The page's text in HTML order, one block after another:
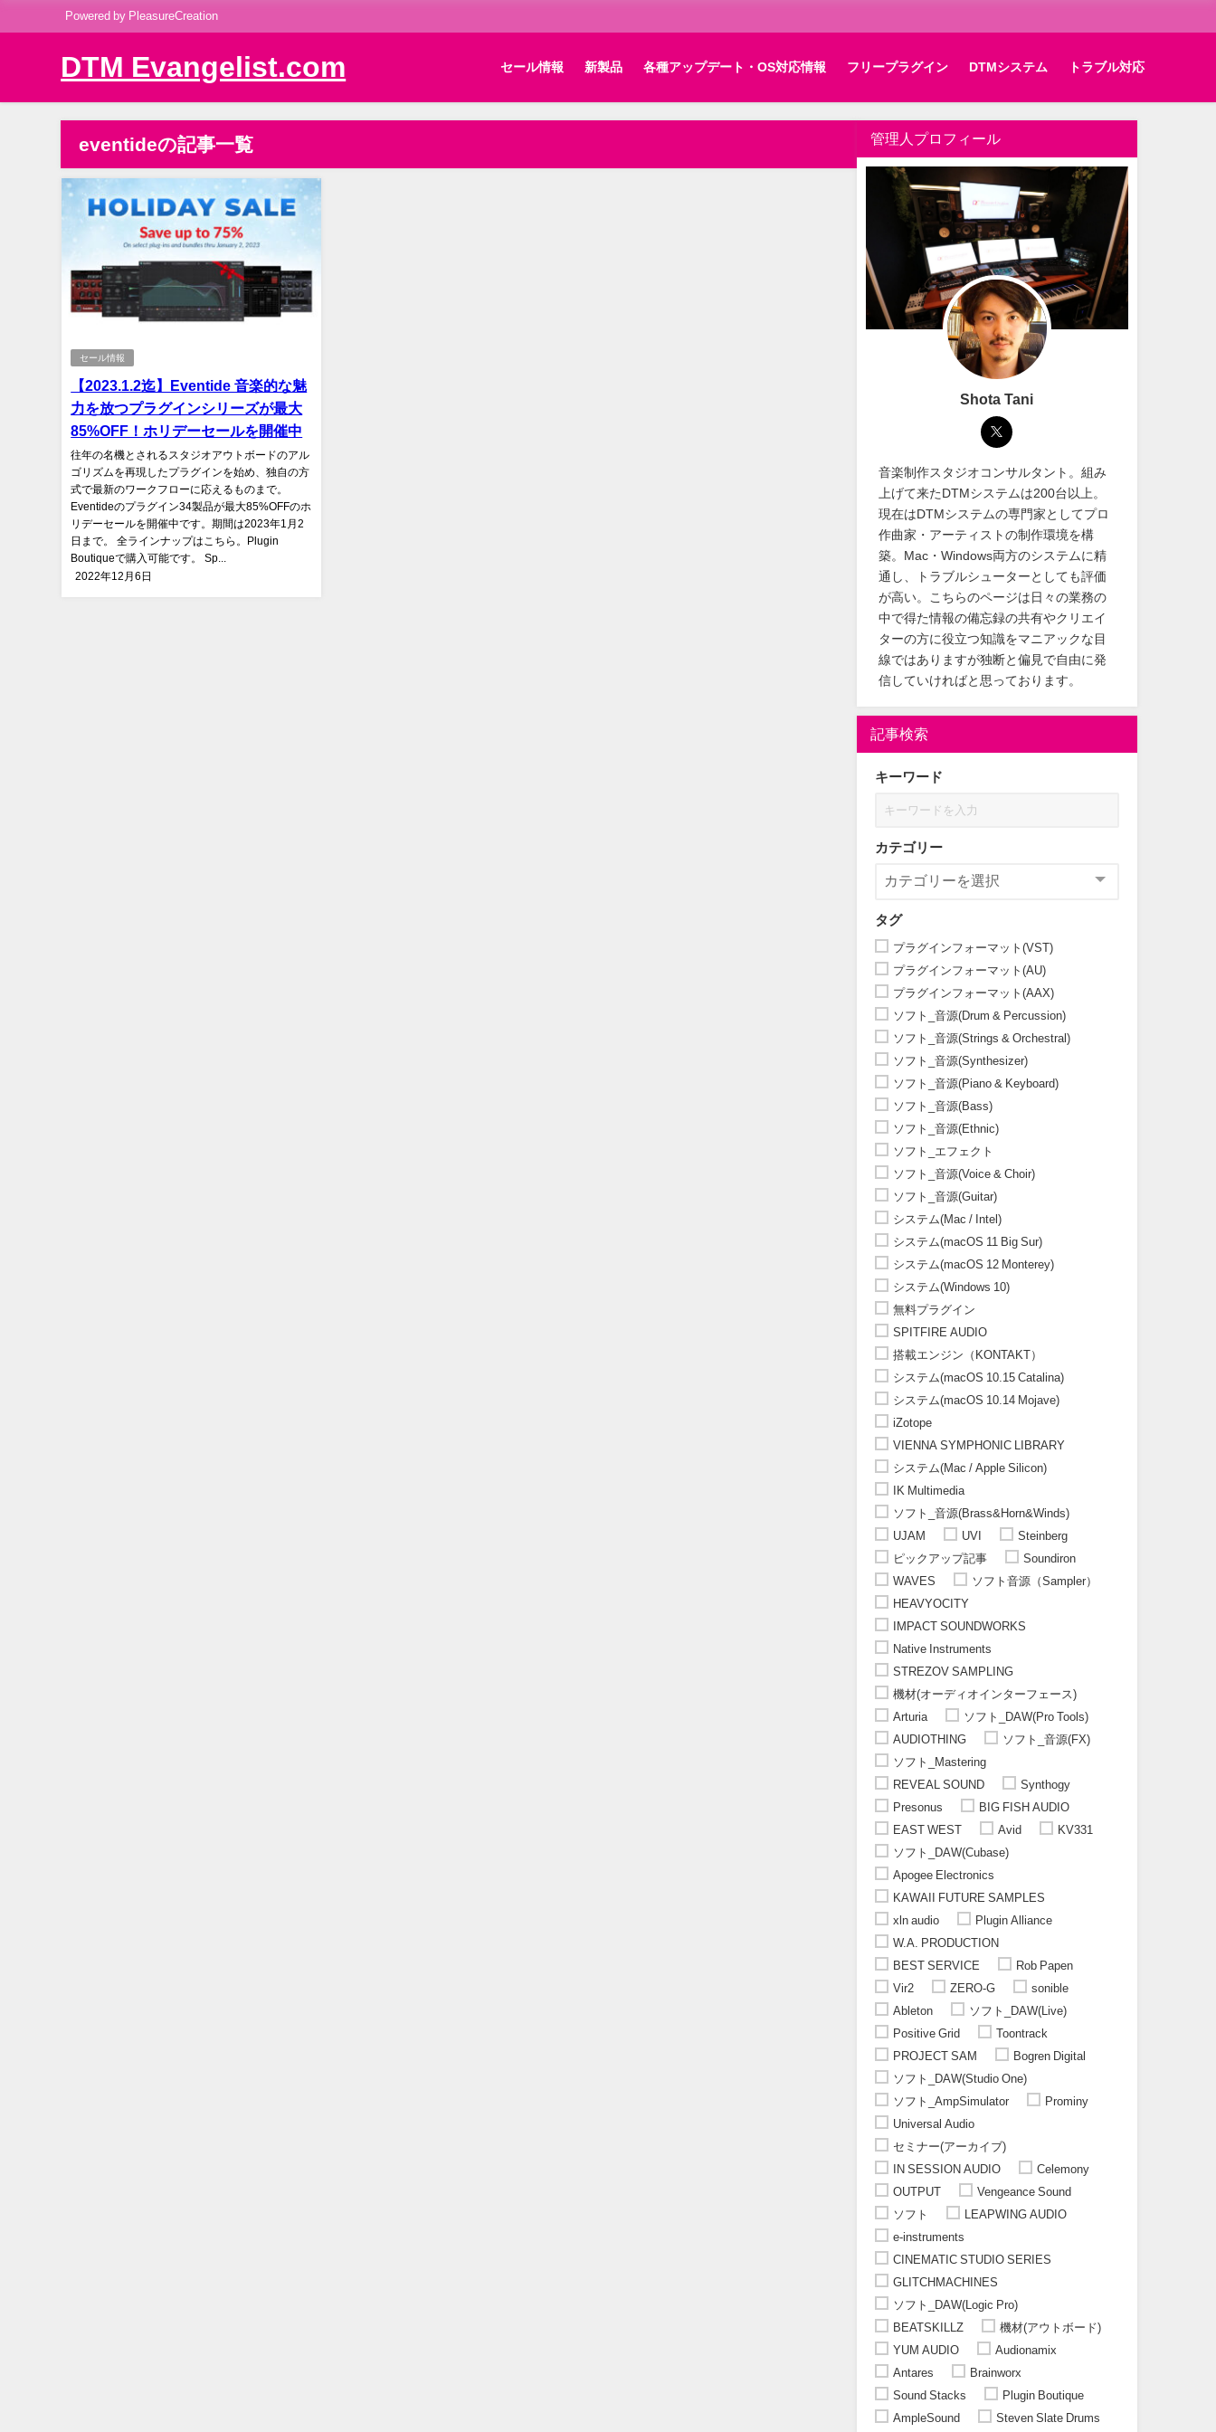
Powered by PleasureCreation
DTM Evangelist.com セール情報 新製品 各種アップデート・OS対応情報 フリープラグイン DTMシステム トラブル対応
eventideの記事一覧
セール情報
【2023.1.2迄】Eventide 音楽的な魅
力を放つプラグインシリーズが最大
85%OFF！ホリデーセールを開催中
往年の名機とされるスタジオアウトボードのアル
ゴリズムを再現したプラグインを始め、独自の方
式で最新のワークフローに応えるものまで。
Eventideのプラグイン34製品が最大85%OFFのホ
リデーセールを開催中です。期間は2023年1月2
日まで。 全ラインナップはこちら。Plugin
Boutiqueで購入可能です。 Sp...
2022年12月6日
管理人プロフィール
Shota Tani
音楽制作スタジオコンサルタント。組み
上げて来たDTMシステムは200台以上。
現在はDTMシステムの専門家としてプロ
作曲家・アーティストの制作環境を構
築。Mac・Windows両方のシステムに精
通し、トラブルシューターとしても評価
が高い。こちらのページは日々の業務の
中で得た情報の備忘録の共有やクリエイ
ターの方に役立つ知識をマニアックな目
線ではありますが独断と偏見で自由に発
信していければと思っております。
記事検索
キーワード
カテゴリー
タグ
プラグインフォーマット(VST)
プラグインフォーマット(AU)
プラグインフォーマット(AAX)
ソフト_音源(Drum & Percussion)
ソフト_音源(Strings & Orchestral)
ソフト_音源(Synthesizer)
ソフト_音源(Piano & Keyboard)
ソフト_音源(Bass)
ソフト_音源(Ethnic)
ソフト_エフェクト
ソフト_音源(Voice & Choir)
ソフト_音源(Guitar)
システム(Mac / Intel)
システム(macOS 11 Big Sur)
システム(macOS 12 Monterey)
システム(Windows 10)
無料プラグイン
SPITFIRE AUDIO
搭載エンジン（KONTAKT）
システム(macOS 10.15 Catalina)
システム(macOS 10.14 Mojave)
iZotope
VIENNA SYMPHONIC LIBRARY
システム(Mac / Apple Silicon)
IK Multimedia
ソフト_音源(Brass&Horn&Winds)
UJAM
UVI
Steinberg
ピックアップ記事
Soundiron
WAVES
ソフト音源（Sampler）
HEAVYOCITY
IMPACT SOUNDWORKS
Native Instruments
STREZOV SAMPLING
機材(オーディオインターフェース)
Arturia
ソフト_DAW(Pro Tools)
AUDIOTHING
ソフト_音源(FX)
ソフト_Mastering
REVEAL SOUND
Synthogy
Presonus
BIG FISH AUDIO
EAST WEST
Avid
KV331
ソフト_DAW(Cubase)
Apogee Electronics
KAWAII FUTURE SAMPLES
xln audio
Plugin Alliance
W.A. PRODUCTION
BEST SERVICE
Rob Papen
Vir2
ZERO-G
sonible
Ableton
ソフト_DAW(Live)
Positive Grid
Toontrack
PROJECT SAM
Bogren Digital
ソフト_DAW(Studio One)
ソフト_AmpSimulator
Prominy
Universal Audio
セミナー(アーカイブ)
IN SESSION AUDIO
Celemony
OUTPUT
Vengeance Sound
ソフト
LEAPWING AUDIO
e-instruments
CINEMATIC STUDIO SERIES
GLITCHMACHINES
ソフト_DAW(Logic Pro)
BEATSKILLZ
機材(アウトボード)
YUM AUDIO
Audionamix
Antares
Brainworx
Sound Stacks
Plugin Boutique
AmpleSound
Steven Slate Drums